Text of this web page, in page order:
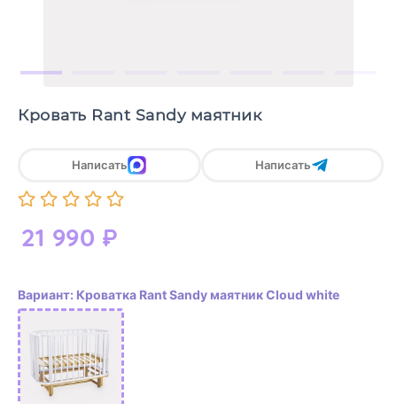
Кровать Rant Sandy маятник
21 990 ₽
Написать Написать
Вариант: Кроватка Rant Sandy маятник Cloud white